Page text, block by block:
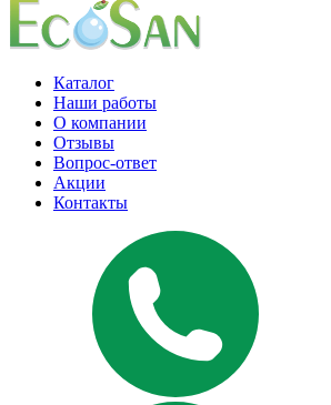
Каталог
Наши работы
О компании
Отзывы
Вопрос-ответ
Акции
Контакты